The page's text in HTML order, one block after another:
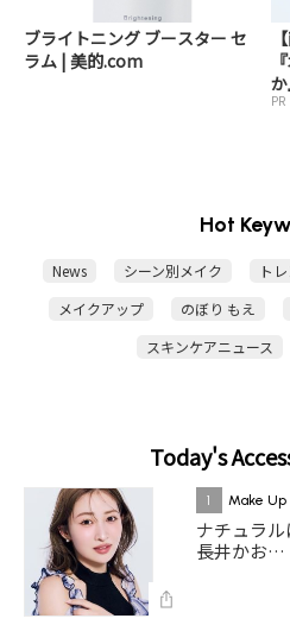
ブライトニング ブースター セ
ラム | 美的.com
か
PR
Hot
News シーン別メイク ト
メイクアップ
のぼり もえ
スキンケアニュース
Today's
1 Make Up
ナチュラ
長井かお…